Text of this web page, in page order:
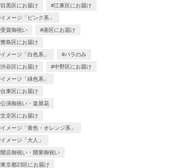
目黒区にお届け 江東区にお届け
イメージ「ピンク系」
受賞御祝い 港区にお届け
豊島区にお届け
イメージ「白色系」 バラのみ
渋谷区にお届け 中野区にお届け
イメージ「緑色系」
台東区にお届け
公演御祝い・楽屋花
文京区にお届け
イメージ「黄色・オレンジ系」
イメージ「大人」
開店御祝い・開業御祝い
東京都23区にお届け